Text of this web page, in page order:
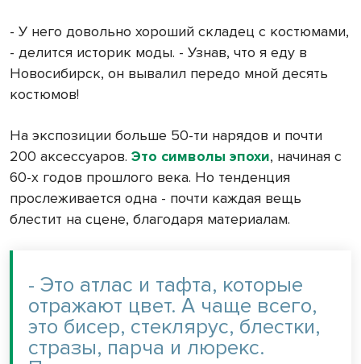
- У него довольно хороший складец с костюмами,
- делится историк моды. - Узнав, что я еду в
Новосибирск, он вывалил передо мной десять
костюмов!
На экспозиции больше 50-ти нарядов и почти
200 аксессуаров. Это символы эпохи, начиная с
60-х годов прошлого века. Но тенденция
прослеживается одна - почти каждая вещь
блестит на сцене, благодаря материалам.
- Это атлас и тафта, которые
отражают цвет. А чаще всего,
это бисер, стеклярус, блестки,
стразы, парча и люрекс.